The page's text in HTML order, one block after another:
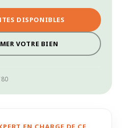
DISPONIBLES
VOTRE BIEN